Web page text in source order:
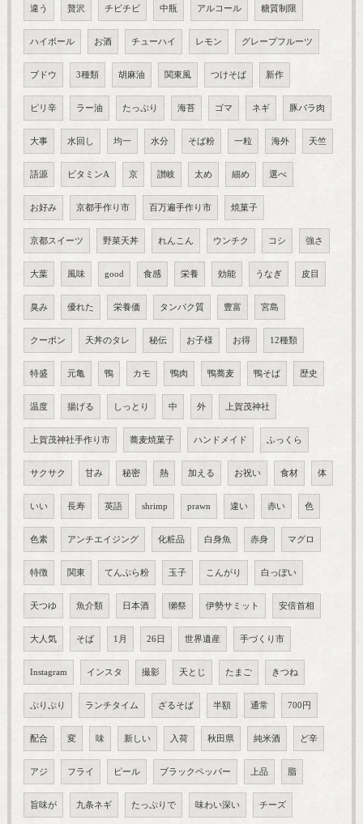
違う 贅沢 チビチビ 中瓶 アルコール 糖質制限
ハイボール お酒 チューハイ レモン グレープフルーツ
ブドウ 3種類 胡麻油 関東風 つけそば 新作
ピリ辛 ラー油 たっぷり 海苔 ゴマ ネギ 豚バラ肉
大事 水回し 均一 水分 そば粉 一粒 海外 天竺
語源 ビタミンA 京 讃岐 太め 細め 選べ
お好み 京都手作り市 百万遍手作り市 焼菓子
京都スイーツ 野菜天丼 れんこん ウンチク コシ 強さ
大葉 風味 good 食感 栄養 効能 うなぎ 皮目
臭み 優れた 栄養価 タンパク質 豊富 宮島
クーポン 天丼のタレ 秘伝 お子様 お得 12種類
特盛 元亀 鴨 カモ 鴨肉 鴨蕎麦 鴨そば 歴史
温度 揚げる しっとり 中 外 上賀茂神社
上賀茂神社手作り市 蕎麦焼菓子 ハンドメイド ふっくら
サクサク 甘み 秘密 熱 加える お祝い 食材 体
いい 長寿 英語 shrimp prawn 違い 赤い 色
色素 アンチエイジング 化粧品 白身魚 赤身 マグロ
特徴 関東 てんぷら粉 玉子 こんがり 白っぽい
天つゆ 魚介類 日本酒 獺祭 伊勢サミット 安倍首相
大人気 そば 1月 26日 世界遺産 手づくり市
Instagram インスタ 撮影 天とじ たまご きつね
ぷりぷり ランチタイム ざるそば 半額 通常 700円
配合 変 味 新しい 入荷 秋田県 純米酒 ど辛
アジ フライ ピール ブラックペッパー 上品 脂
旨味が 九条ネギ たっぷりで 味わい深い チーズ